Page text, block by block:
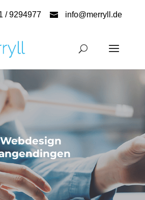
/ 9294977 info@merryll.de
Webdesign